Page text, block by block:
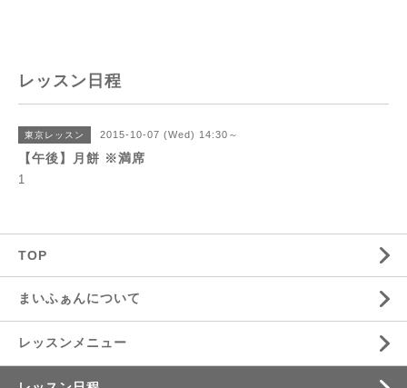
レッスン日程
東京レッスン 2015-10-07 (Wed) 14:30～
【午後】月餅 ※満席
1
TOP
まいふぁんについて
レッスンメニュー